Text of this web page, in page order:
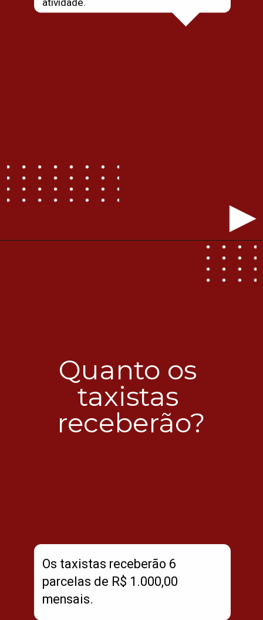
atividade.
Quanto os
taxistas
receberão?
Os taxistas receberão 6
parcelas de R$ 1.000,00
mensais.